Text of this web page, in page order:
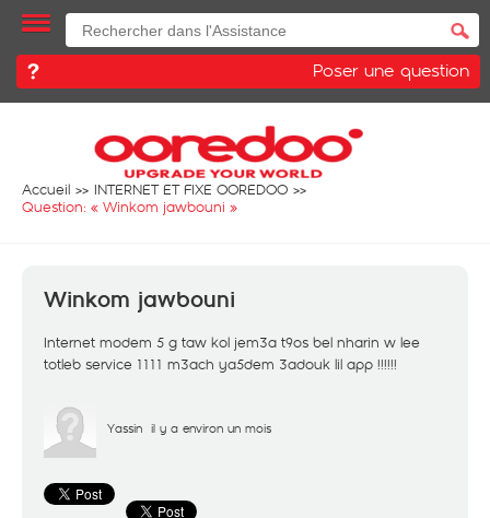
Poser une question
Accueil
INTERNET ET FIXE OOREDOO
Question: « Winkom jawbouni »
Winkom jawbouni
Internet modem 5 g taw kol jem3a t9os bel nharin w lee
totleb service 1111 m3ach ya5dem 3adouk lil app !!!!!!
Yassin il y a environ un mois